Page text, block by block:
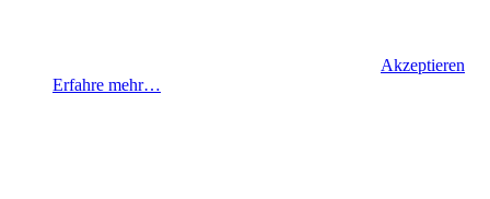
Akzeptieren
Erfahre mehr…